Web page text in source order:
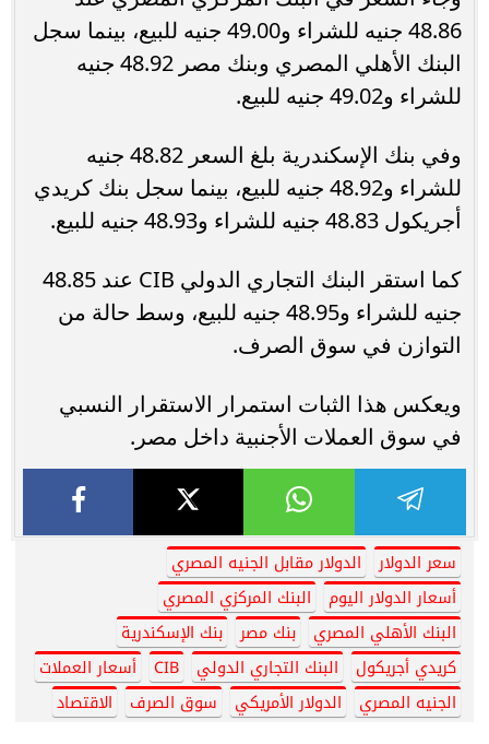
48.86 جنيه للشراء و49.00 جنيه للبيع، بينما سجل
البنك الأهلي المصري وبنك مصر 48.92 جنيه
للشراء و49.02 جنيه للبيع.
وفي بنك الإسكندرية بلغ السعر 48.82 جنيه
للشراء و48.92 جنيه للبيع، بينما سجل بنك كريدي
أجريكول 48.83 جنيه للشراء و48.93 جنيه للبيع.
كما استقر البنك التجاري الدولي CIB عند 48.85
جنيه للشراء و48.95 جنيه للبيع، وسط حالة من
التوازن في سوق الصرف.
ويعكس هذا الثبات استمرار الاستقرار النسبي
في سوق العملات الأجنبية داخل مصر.
سعر الدولار
الدولار مقابل الجنيه المصري
أسعار الدولار اليوم
البنك المركزي المصري
البنك الأهلي المصري
بنك مصر
بنك الإسكندرية
كريدي أجريكول
البنك التجاري الدولي CIB
أسعار العملات
الجنيه المصري
الدولار الأمريكي سوق الصرف الاقتصاد